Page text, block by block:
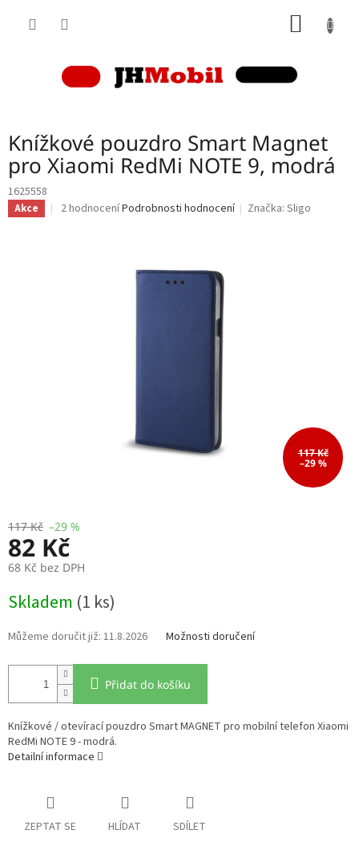
Knížkové pouzdro Smart Magnet
pro Xiaomi RedMi NOTE 9, modrá
1625558
Akce
Průměrné
2 hodnoceníPodrobnosti hodnocení Značka:Sligo
117 Kč
–29 %
117 Kč –29 %
82 Kč
68 Kč bez DPH
cena:
Skladem (1 ks)
11.8.2026 Možnosti doručení
Přidat do košíku
Knížkové / otevírací pouzdro Smart MAGNET pro mobilní telefon Xiaomi
RedMi NOTE 9 - modrá.
Detailní informace
ZEPTAT SE HLÍDAT SDÍLET